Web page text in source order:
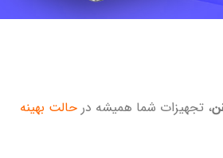
، تجهیزات شما همیشه در حالت بهینه